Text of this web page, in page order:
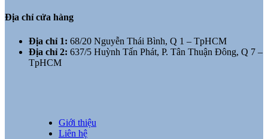
Địa chỉ cửa hàng
Địa chỉ 1: 68/20 Nguyễn Thái Bình, Q 1 – TpHCM
Địa chỉ 2: 637/5 Huỳnh Tấn Phát, P. Tân Thuận Đông, Q 7 –
TpHCM
Giới thiệu
Liên hệ